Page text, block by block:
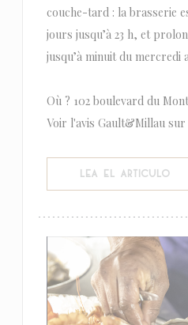
couche-tard : la brasserie
jours jusqu’à 23 h, et
jusqu’à minuit du mercredi
Où ? 102 boulevard du
Voir l'avis Gault&Millau sur
LEA EL ARTICULO